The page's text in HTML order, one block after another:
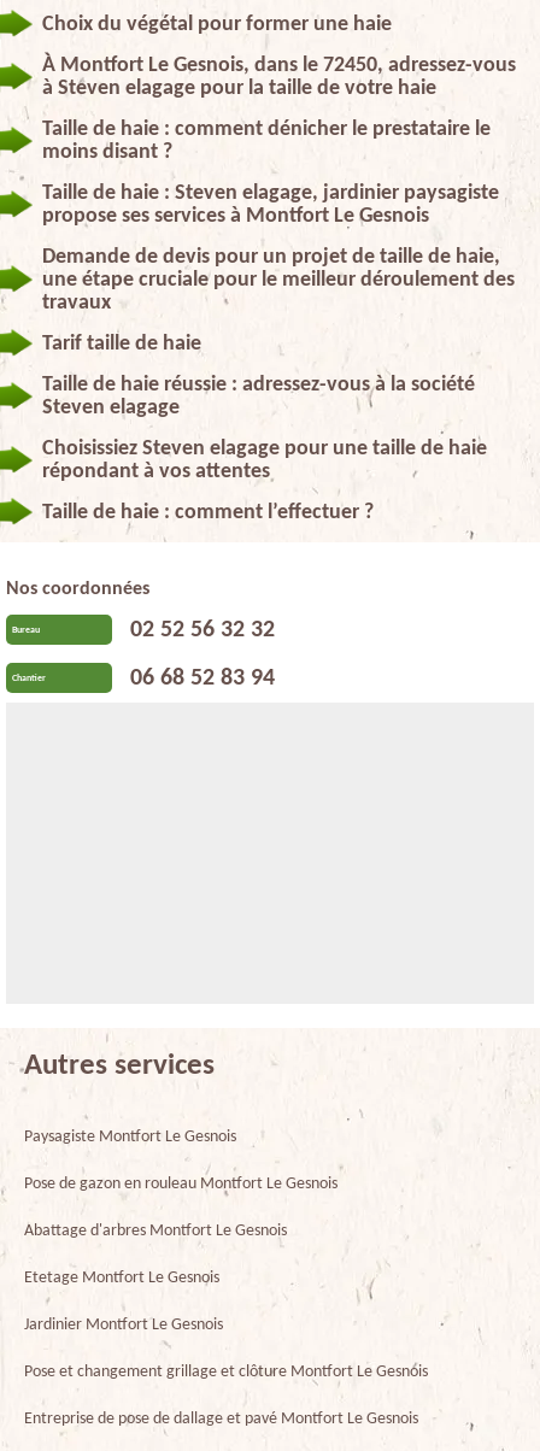
Choix du végétal pour former une haie
À Montfort Le Gesnois, dans le 72450, adressez-vous
à Steven elagage pour la taille de votre haie
Taille de haie : comment dénicher le prestataire le
moins disant ?
Taille de haie : Steven elagage, jardinier paysagiste
propose ses services à Montfort Le Gesnois
Demande de devis pour un projet de taille de haie,
une étape cruciale pour le meilleur déroulement des
travaux
Tarif taille de haie
Taille de haie réussie : adressez-vous à la société
Steven elagage
Choisissiez Steven elagage pour une taille de haie
répondant à vos attentes
Taille de haie : comment l’effectuer ?
Nos coordonnées
Bureau 02 52 56 32 32
Chantier 06 68 52 83 94
Autres services
Paysagiste Montfort Le Gesnois
Pose de gazon en rouleau Montfort Le Gesnois
Abattage d'arbres Montfort Le Gesnois
Etetage Montfort Le Gesnois
Jardinier Montfort Le Gesnois
Pose et changement grillage et clôture Montfort Le Gesnois
Entreprise de pose de dallage et pavé Montfort Le Gesnois